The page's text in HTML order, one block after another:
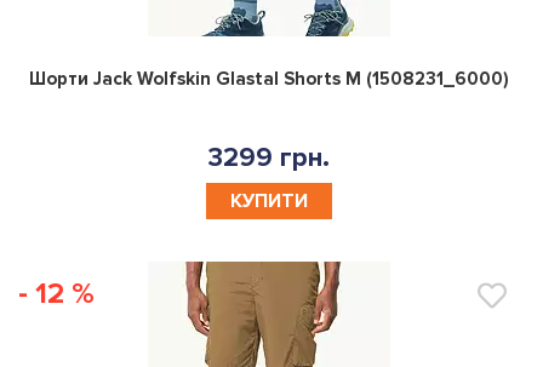
0
Шорти Jack Wolfskin Glastal Shorts M (1508231_6000)
3299 грн.
КУПИТИ
- 12 %